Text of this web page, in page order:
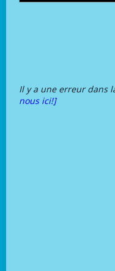
Il y a une erreur dans
nous ici!]